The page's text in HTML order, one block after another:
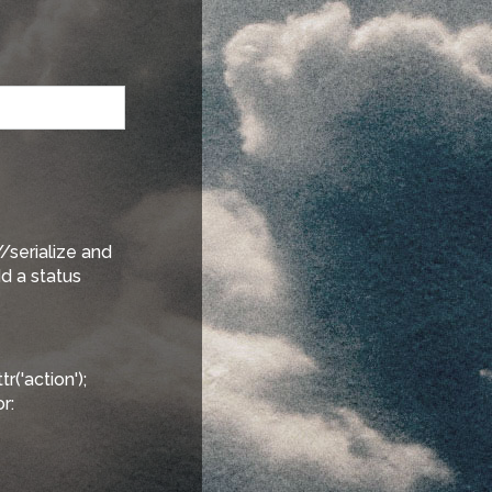
serialize and
a status